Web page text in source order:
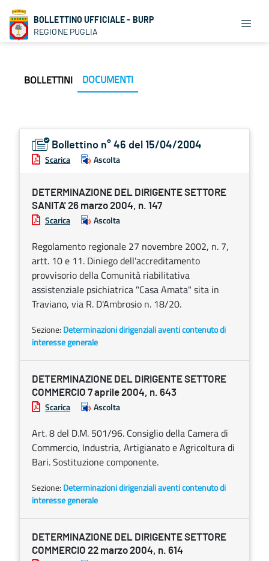
BOLLETTINO UFFICIALE - BURP
REGIONE PUGLIA
BOLLETTINI DOCUMENTI
Bollettino n° 46 del 15/04/2004
Scarica Ascolta
DETERMINAZIONE DEL DIRIGENTE SETTORE
SANITA' 26 marzo 2004, n. 147
Scarica Ascolta
Regolamento regionale 27 novembre 2002, n. 7,
artt. 10 e 11. Diniego dell'accreditamento
provvisorio della Comunità riabilitativa
assistenziale psichiatrica "Casa Amata" sita in
Traviano, via R. D'Ambrosio n. 18/20.
Sezione: Determinazioni dirigenziali aventi contenuto di
interesse generale
DETERMINAZIONE DEL DIRIGENTE SETTORE
COMMERCIO 7 aprile 2004, n. 643
Scarica Ascolta
Art. 8 del D.M. 501/96. Consiglio della Camera di
Commercio, Industria, Artigianato e Agricoltura di
Bari. Sostituzione componente.
Sezione: Determinazioni dirigenziali aventi contenuto di
interesse generale
DETERMINAZIONE DEL DIRIGENTE SETTORE
COMMERCIO 22 marzo 2004, n. 614